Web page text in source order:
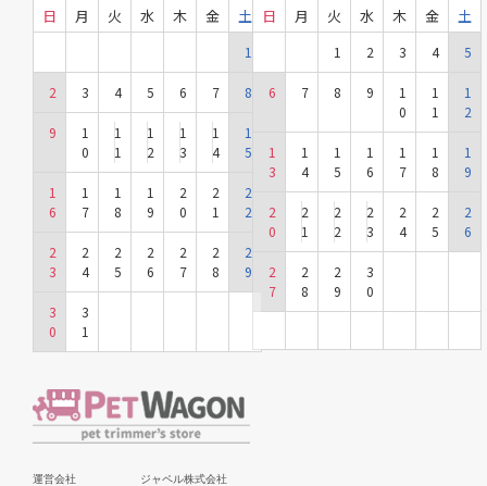
日 月 火 水 木 金 土
1
2 3 4 5 6 7 8
9
1
0
1
1
1
2
1
3
1
4
1
5
1
6
1
7
1
8
1
9
2
0
2
1
2
2
2
3
2
4
2
5
2
6
2
7
2
8
2
9
3
0
3
1
日 月 火 水 木 金 土
1 2 3 4 5
6 7 8 9
1
0
1
1
1
2
1
3
1
4
1
5
1
6
1
7
1
8
1
9
2
0
2
1
2
2
2
3
2
4
2
5
2
6
2
7
2
8
2
9
3
0
運営会社
ジャペル株式会社